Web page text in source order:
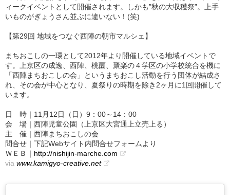
ィークイベントとして開催されます。しかも”秋の大収穫祭”。上手
いものがぎょうさん並ぶに違いない！(笑)
【第29回 地域をつなぐ西陣の朝市マルシェ】
まちおこしの一環として2012年より開催している地域イベントで
す。上京区の成逸、西陣、桃薗、聚楽の４学区の小学校統合を機に
「西陣まちおこしの会」というまちおこし活動を行う団体が結成さ
れ、その会が中心となり、夏祭りの時期を除き2ヶ月に1回開催して
います。
日 時｜11月12日（日）9：00～14：00
会 場｜西陣児童公園（上京区大宮通上立売上る）
主 催｜西陣まちおこしの会
問合せ｜下記Webサイト内問合せフォームより
ＷＥＢ｜ http://nishijin-marche.com
via www.kamigyo-creative.net